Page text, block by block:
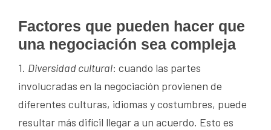
Factores que pueden hacer que
una negociación sea compleja
1. Diversidad cultural: cuando las partes
involucradas en la negociación provienen de
diferentes culturas, idiomas y costumbres, puede
resultar más difícil llegar a un acuerdo. Esto es